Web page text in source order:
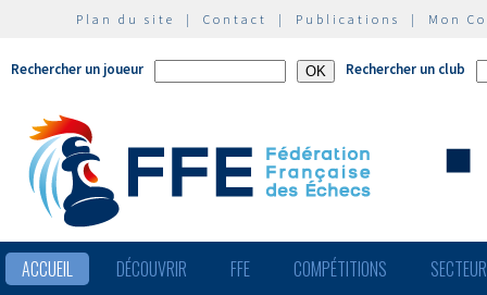
Plan du site | Contact | Publications | Mon
Rechercher un joueur Rechercher un club
ACCUEIL DÉCOUVRIR FFE COMPÉTITIONS